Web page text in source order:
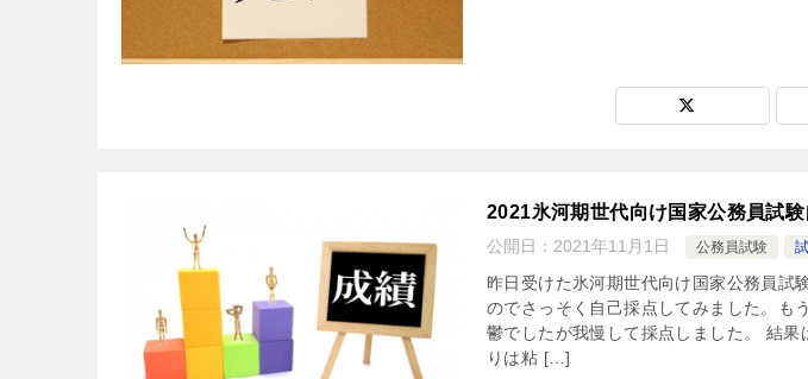
2021氷河期世代向け国家公務員試
公開日： 2021年11月1日 公務員試験
昨日受けた氷河期世代向け国家公務員試
のでさっそく自己採点してみました。も
鬱でしたが我慢して採点しました。 結
りは粘 […]